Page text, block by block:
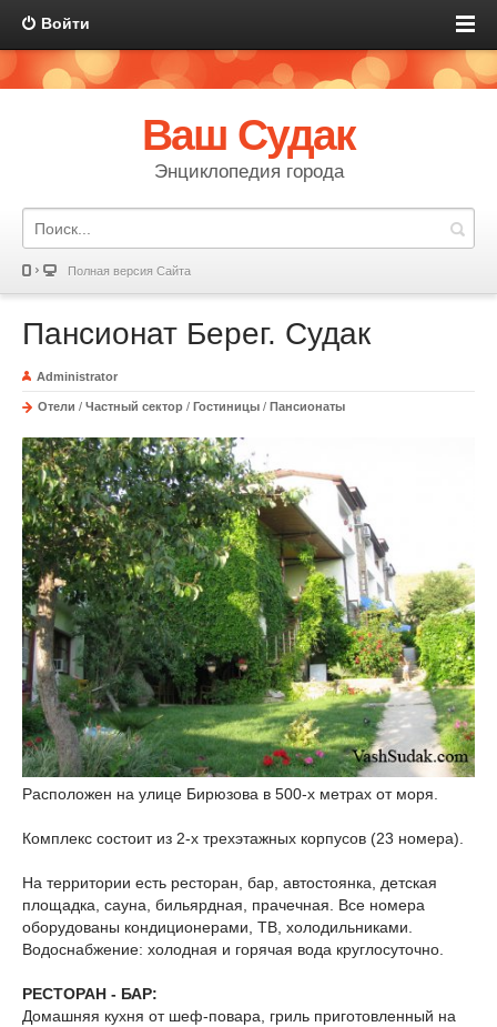
Войти
Ваш Судак
Энциклопедия города
Полная версия Сайта
Пансионат Берег. Судак
Administrator
Отели / Частный сектор / Гостиницы / Пансионаты
Расположен на улице Бирюзова в 500-х метрах от моря.
Комплекс состоит из 2-х трехэтажных корпусов (23 номера).
На территории есть ресторан, бар, автостоянка, детская
площадка, сауна, бильярдная, прачечная. Все номера
оборудованы кондиционерами, ТВ, холодильниками.
Водоснабжение: холодная и горячая вода круглосуточно.
РЕСТОРАН - БАР:
Домашняя кухня от шеф-повара, гриль приготовленный на